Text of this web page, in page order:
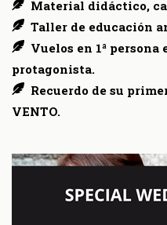
Material didáctico,
Taller de educación
Vuelos en 1ª
protagonista.
Recuerdo de su
VENTO.